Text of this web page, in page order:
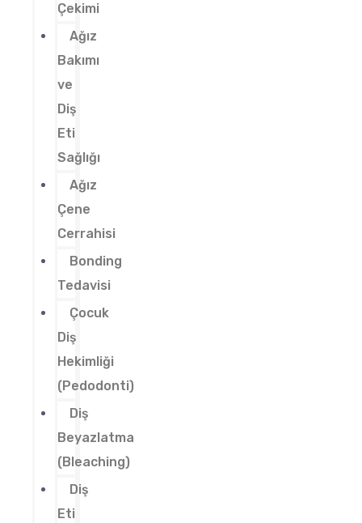
Çekimi
Ağız
Bakımı
ve
Diş
Eti
Sağlığı
Ağız
Çene
Cerrahisi
Bonding
Tedavisi
Çocuk
Diş
Hekimliği
(Pedodonti)
Diş
Beyazlatma
(Bleaching)
Diş
Eti